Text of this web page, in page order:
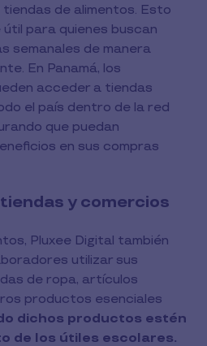
de alimentos. Esto
para quienes buscan
semanales de manera
En Panamá, los
acceder a tiendas
el país dentro de la red
que puedan
en sus compras
y comercios
Pluxee Digital también
utilizar sus
de ropa, artículos
productos esenciales
dichos productos estén
de los útiles escolares.